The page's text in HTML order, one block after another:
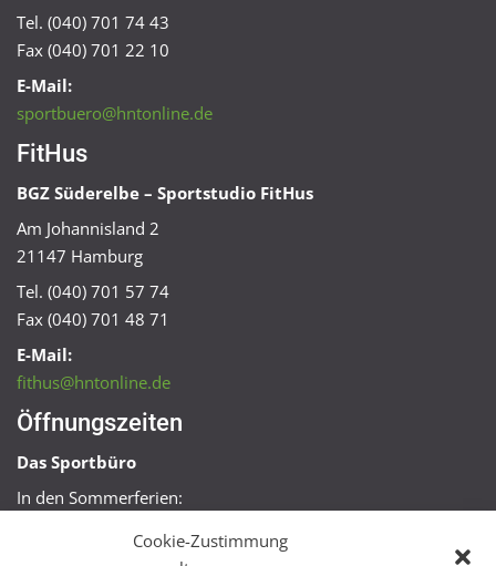
Cookie-Zustimmung
Tel. (040) 701 74 43
Fax (040) 701 22 10
E-Mail:
sportbuero@hntonline.de
FitHus
BGZ Süderelbe – Sportstudio FitHus
Am Johannisland 2
21147 Hamburg
Tel. (040) 701 57 74
Fax (040) 701 48 71
E-Mail:
fithus@hntonline.de
Öffnungszeiten
Das Sportbüro
In den Sommerferien:
Mo + Mi 16:00 – 18:00 Uhr